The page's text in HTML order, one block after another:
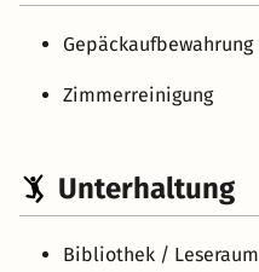
Gepäckaufbewahrung
Zimmerreinigung
Unterhaltung
Bibliothek / Leseraum